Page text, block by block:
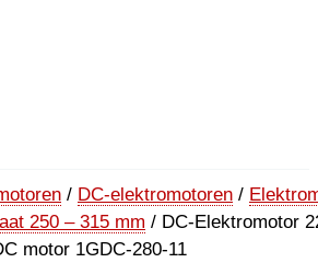
/ DC-elektromotoren /
250 – 315 mm / DC-Elektromotor
motor 1GDC-280-11